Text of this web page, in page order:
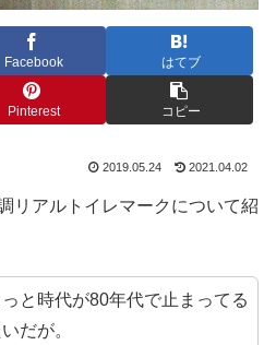
Facebook はてブ
Pinterest コピー
2019.05.24 2021.04.02
リアルトイレマークについて紹
と時代が80年代で止まってる
だが。